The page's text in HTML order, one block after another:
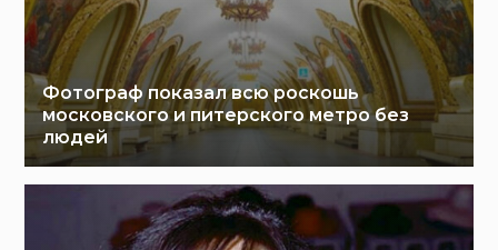
Фотограф показал всю роскошь
московского и питерского метро без
людей